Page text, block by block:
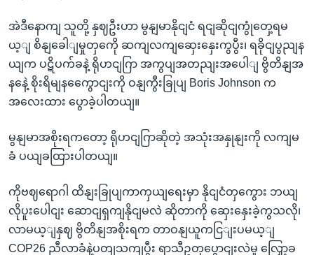
အဲဒီနောကျ သူတို့ နှဈဦးဟာ မွနျမာနိုငျငံ ရငျဆိုငျကွုံတှေ့ရမ
ယ့ျ စိနျခေါျမှုတှကေို ဆကျလကျဆှေးနှေးကွပွီး၊ ရခိုငျပွညျန
ယျက ပဋိပက်ခနဲ့ ရိုဟငျဂြာ အကွပျအတညျးအပေါျ ဗွိတိနျအ
နနေဲ့ စိုးရိမျနကွေောငျးကို ဝနျကွီးခြုပျ Boris Johnson က
အလေးထား ပွောခဲ့ပါတယျ။
မွနျမာအစိုးရကတော့ ရိုဟငျဂြာဆိုတဲ့ အသုံးအနှုနျးကို လကျမ
ခံ ပယျခထြားပါတယျ။
ကိုဗဈရောဂါ ထိနျးခြုပျကာကှယျရေးမှာ နိုငျငံတှကွေား ဘယျ
လိုပူးပေါငျး ဆောငျရှကျနိုငျမလဲ ဆိုတာကို ဆှေးနှေးခဲ့ကွသလို၊
လာမယ့ျနှဈ ဗွိတိနျအစိုးရက တာဝနျယူကငြျးပမယ့ျ
COP26 ညီလာခံနဲ့ပတျသကျပွီး ရာသီဥတုပွောငျးလဲမှု လြှော့ခ